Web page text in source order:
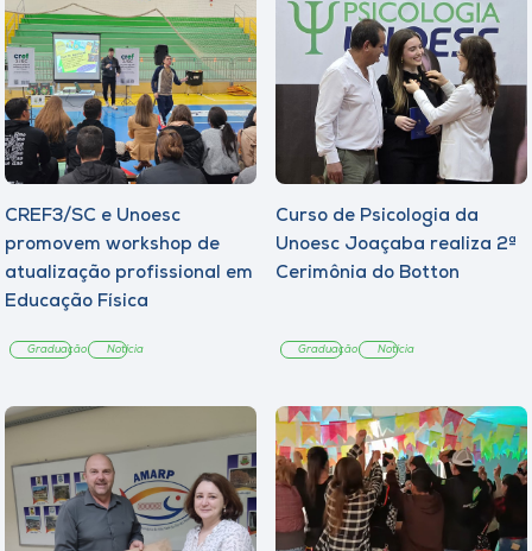
CREF3/SC e Unoesc
promovem workshop de
atualização profissional em
Educação Física
Graduação Notícia
Curso de Psicologia da
Unoesc Joaçaba realiza 2ª
Cerimônia do Botton
Graduação Notícia